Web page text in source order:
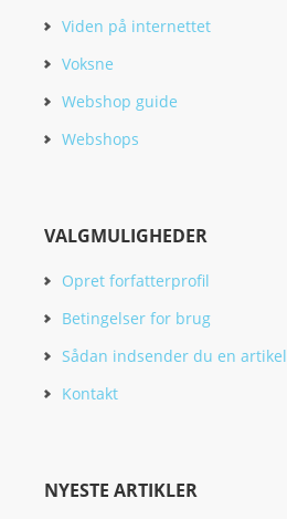
Viden på internettet
Voksne
Webshop guide
Webshops
VALGMULIGHEDER
Opret forfatterprofil
Betingelser for brug
Sådan indsender du en artikel
Kontakt
NYESTE ARTIKLER